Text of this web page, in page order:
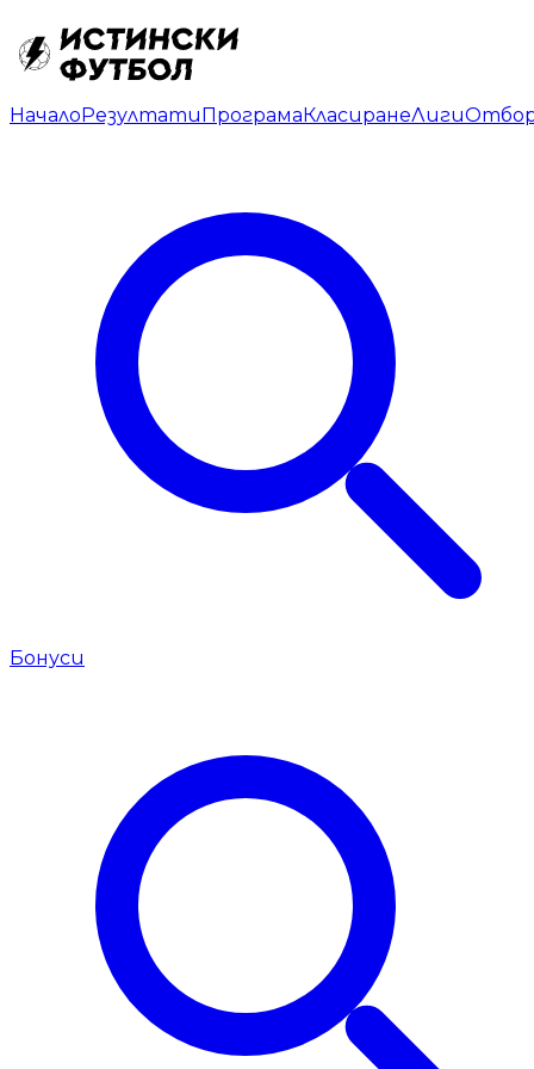
НачалоРезултатиПрограмаКласиранеЛиги
Бонуси